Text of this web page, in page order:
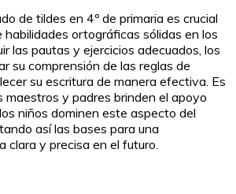
de tildes en 4º de primaria es crucial
habilidades ortográficas sólidas en los
las pautas y ejercicios adecuados, los
su comprensión de las reglas de
su escritura de manera efectiva. Es
maestros y padres brinden el apoyo
niños dominen este aspecto del
así las bases para una
clara y precisa en el futuro.